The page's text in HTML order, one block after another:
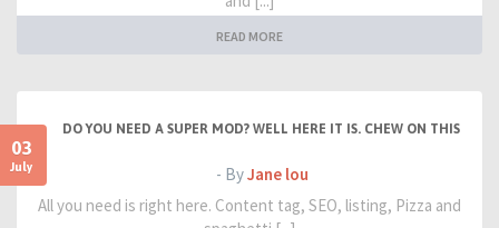
READ MORE
03
July
DO YOU NEED A SUPER MOD? WELL HERE IT IS. CHEW ON THIS
- ByJane lou
All you need is right here. Content tag, SEO, listing, Pizza and